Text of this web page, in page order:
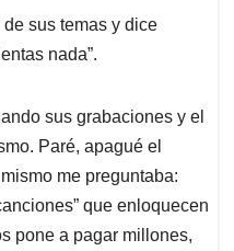
sus temas y dice
nada”.
sus grabaciones y el
Paré, apagué el
me preguntaba:
que enloquecen
pone a pagar millones,